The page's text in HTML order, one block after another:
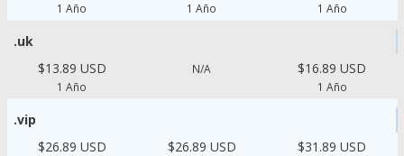
1 Año 1 Año 1 Año
.uk
$13.89 USD
1 Año
N/A $16.89 USD
1 Año
.vip
$26.89 USD
$26.89 USD $31.89 USD